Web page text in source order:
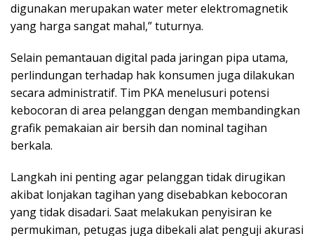
digunakan merupakan water meter elektromagnetik
yang harga sangat mahal,” tuturnya.
Selain pemantauan digital pada jaringan pipa utama,
perlindungan terhadap hak konsumen juga dilakukan
secara administratif. Tim PKA menelusuri potensi
kebocoran di area pelanggan dengan membandingkan
grafik pemakaian air bersih dan nominal tagihan
berkala.
Langkah ini penting agar pelanggan tidak dirugikan
akibat lonjakan tagihan yang disebabkan kebocoran
yang tidak disadari. Saat melakukan penyisiran ke
permukiman, petugas juga dibekali alat penguji akurasi